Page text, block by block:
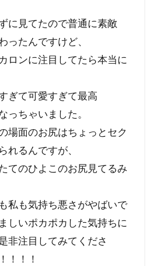
に見てたので普通に素敵
ったんですけど、
ロンに注目してたら本当に
ぎて可愛すぎて最高
っちゃいました。
場面のお尻はちょっとセク
れるんですが、
てのひよこのお尻見てるみ
私も気持ち悪さがやばいで
しいポカポカした気持ちに
非注目してみてくださ
！！！